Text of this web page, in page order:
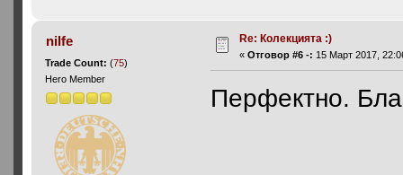
nilfe
Trade Count:(75)
Hero Member
Re: Колекцията :)
«Отговор #6 -: 15 Март 2017,
Перфектно.